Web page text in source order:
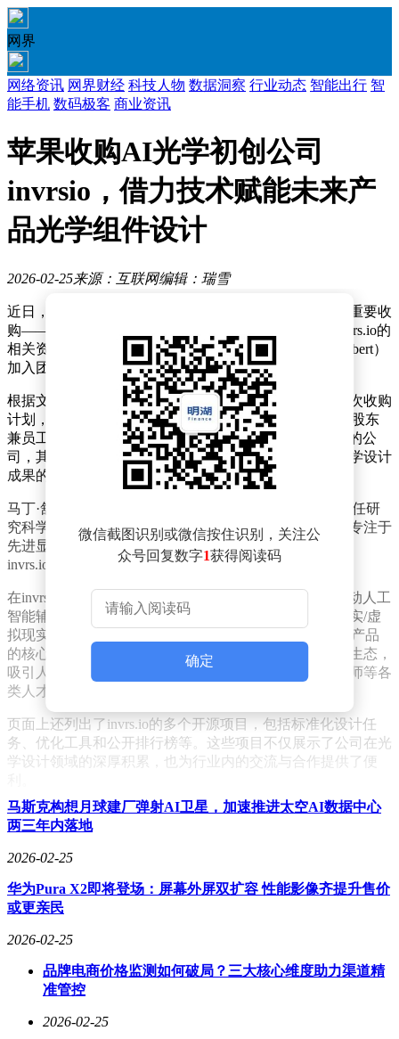
网界
网络资讯 网界财经 科技人物 数据洞察 行业动态 智能出行 智
能手机 数码极客 商业资讯
苹果收购AI光学初创公司
invrsio，借力技术赋能未来产
品光学组件设计
2026-02-25来源：互联网编辑：瑞雪
近日，一份递交给欧盟的新文件披露了苹果公司的一笔重要收
购——苹果已成功收购专注于光子学研究的科技公司invrs.io的
相关资产，并吸纳了其创始人马丁·舒伯特（Martin Schubert）
加入团队。这一举动引发了科技界的广泛关注。
根据文件内容，苹果早在去年10月就已向欧盟通报了此次收购
计划，包括收购invrs.io LLC的部分资产，并聘请其唯一股东
兼员工。invrs.io是一家致力于开发光子学研究开源框架的公
司，其提供的标准化仿真测试任务和公开排行榜，为光学设计
成果的基准测试和对比提供了重要平台。
马丁·舒伯特在科技领域拥有丰富的经验。他曾在me
ta担任研
究科学家，此前还在谷歌和美光科技工作长达十余年，专注于
先进显示、芯片及光学技术的研究。离职后，他创立了
invrs.io，继续深耕光学领域。
在invrs.io的GitHub页面上，详细介绍了公司的目标：推动人工
智能辅助设计在光学领域的应用。这一领域对于增强现实/虚
拟现实（AR/VR）设备、数据中心以及自动驾驶汽车等产品
的核心组件设计至关重要。公司还致力于打造一个开放生态，
吸引人工智能科学家、优化算法研究者和光学设计工程师等各
类人才参与。
页面上还列出了invrs.io的多个开源项目，包括标准化设计任
务、优化工具和公开排行榜等。这些项目不仅展示了公司在光
学设计领域的深厚积累，也为行业内的交流与合作提供了便
目前，苹果尚未透露将如何运用invrs.io的工具，以及马丁·舒
伯特在苹果内部的具体职责。然而，光子学作为研究设计操控
光的组件的学科，与苹果的多款产品密切相关，如相机系统、
为，invrs.io的工具可能通过人工智能仿真和优化光线在复杂结
构中的传播特性，助力苹果为未来的iPhone、iPad、Apple
微信截图识别或微信按住识别，关注公
众号回复数字1获得阅读码
确定
马斯克构想月球建厂弹射AI卫星，加速推进太空AI数据中心
两三年内落地
2026-02-25
华为Pura X2即将登场：屏幕外屏双扩容 性能影像齐提升售价
或更亲民
2026-02-25
品牌电商价格监测如何破局？三大核心维度助力渠道精
准管控
2026-02-25